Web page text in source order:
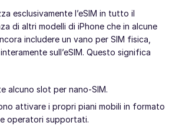
esclusivamente l’eSIM in tutto il
di altri modelli di iPhone che in alcune
includere un vano per SIM fisica,
sull’eSIM. Questo significa
alcuno slot per nano-SIM.
attivare i propri piani mobili in formato
operatori supportati.